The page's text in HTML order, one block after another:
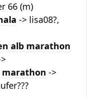
66 (m)
-> lisa08?,
alb marathon
->